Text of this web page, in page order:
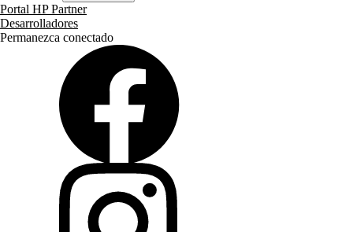
Portal HP Partner
Desarrolladores
Permanezca conectado